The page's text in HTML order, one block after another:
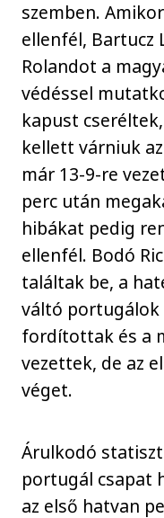
szemben.
ellenfél, Bartucz
Rolandot a
védéssel
kapust
kellett várniuk
már 13-9-re
perc után
hibákat pedig
ellenfél. Bodó
találtak be, a
váltó portugálok
fordítottak és a
vezettek, de az
véget.
Árulkodó
portugál csapat
az első hatvan